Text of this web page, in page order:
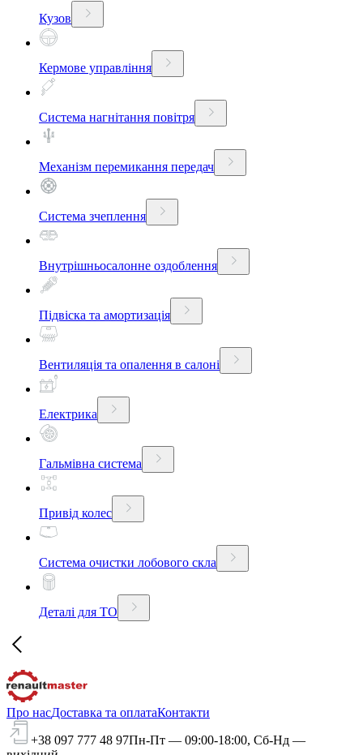
Кузов
Кермове управління
Система нагнітання повітря
Механізм перемикання передач
Система зчеплення
Внутрішньосалонне оздоблення
Підвіска та амортизація
Вентиляція та опалення в салоні
Електрика
Гальмівна система
Привід колес
Система очистки лобового скла
Деталі для ТО
Про насДоставка та оплатаКонтакти
+38 097 777 48 97Пн-Пт — 09:00-18:00, Сб-Нд —